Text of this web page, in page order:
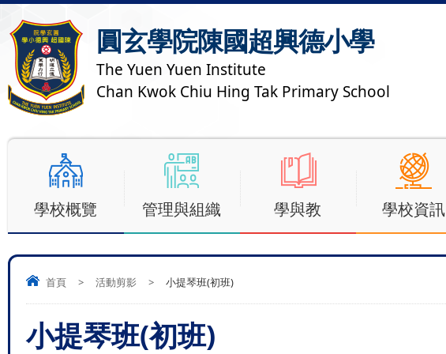
圓玄學院陳國超興德小學
The Yuen Yuen Institute
Chan Kwok Chiu Hing Tak Primary School
學校概覽 管理與組織 學與教 學校資訊
首頁 > 活動剪影 > 小提琴班(初班)
小提琴班(初班)